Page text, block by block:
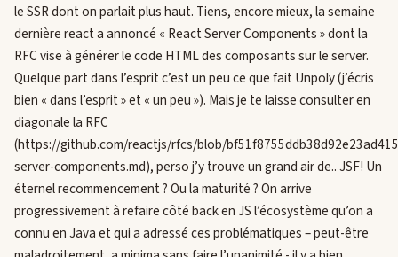
le SSR dont on parlait plus haut. Tiens, encore mieux, la semaine
dernière react a annoncé « React Server Components » dont la
RFC vise à générer le code HTML des composants sur le server.
Quelque part dans l’esprit c’est un peu ce que fait Unpoly (j’écris
bien « dans l’esprit » et « un peu »). Mais je te laisse consulter en
diagonale la RFC
(https://github.com/reactjs/rfcs/blob/
server-components.md), perso j’y trouve un grand air de.. JSF! Un
éternel recommencement ? Ou la maturité ? On arrive
progressivement à refaire côté back en JS l’écosystème qu’on a
connu en Java et qui a adressé ces problématiques – peut-être